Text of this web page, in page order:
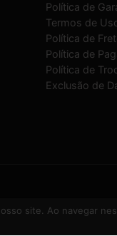
Política de
Termos de
Política de
Política de
Política de
Exclusão de
site. Ao navegar